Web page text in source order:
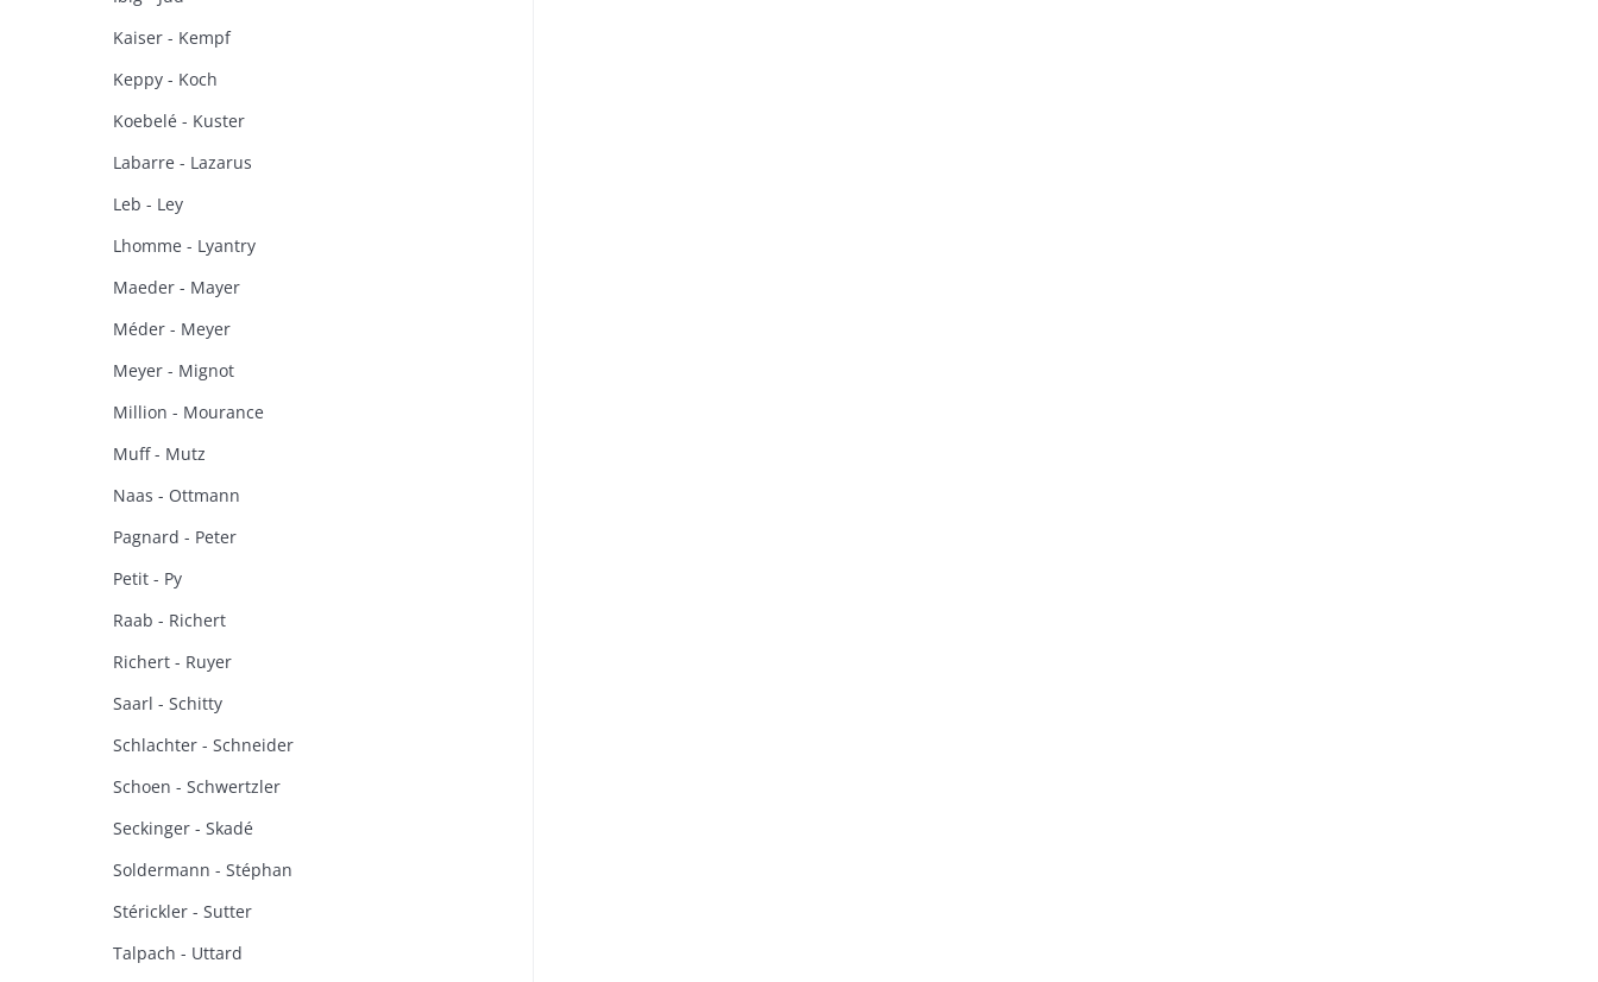
Kaiser - Kempf
Keppy - Koch
Koebelé - Kuster
Labarre - Lazarus
Leb - Ley
Lhomme - Lyantry
Maeder - Mayer
Méder - Meyer
Meyer - Mignot
Million - Mourance
Muff - Mutz
Naas - Ottmann
Pagnard - Peter
Petit - Py
Raab - Richert
Richert - Ruyer
Saarl - Schitty
Schlachter - Schneider
Schoen - Schwertzler
Seckinger - Skadé
Soldermann - Stéphan
Stérickler - Sutter
Talpach - Uttard